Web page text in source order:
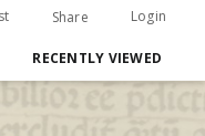
Share Login
RECENTLY VIEWED